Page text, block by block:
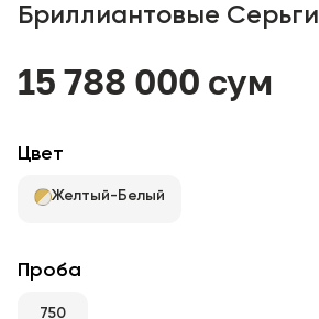
RU
Бриллиантовые Серьги
15 788 000 сум
Цвет
Желтый-Белый
Проба
750